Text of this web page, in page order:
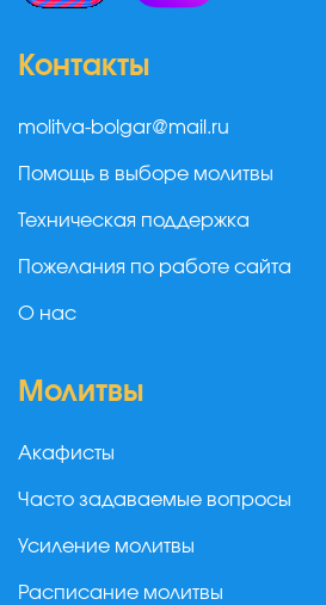
Контакты
molitva-bolgar@mail.ru
Помощь в выборе молитвы
Техническая поддержка
Пожелания по работе сайта
О нас
Молитвы
Акафисты
Часто задаваемые вопросы
Усиление молитвы
Расписание молитвы